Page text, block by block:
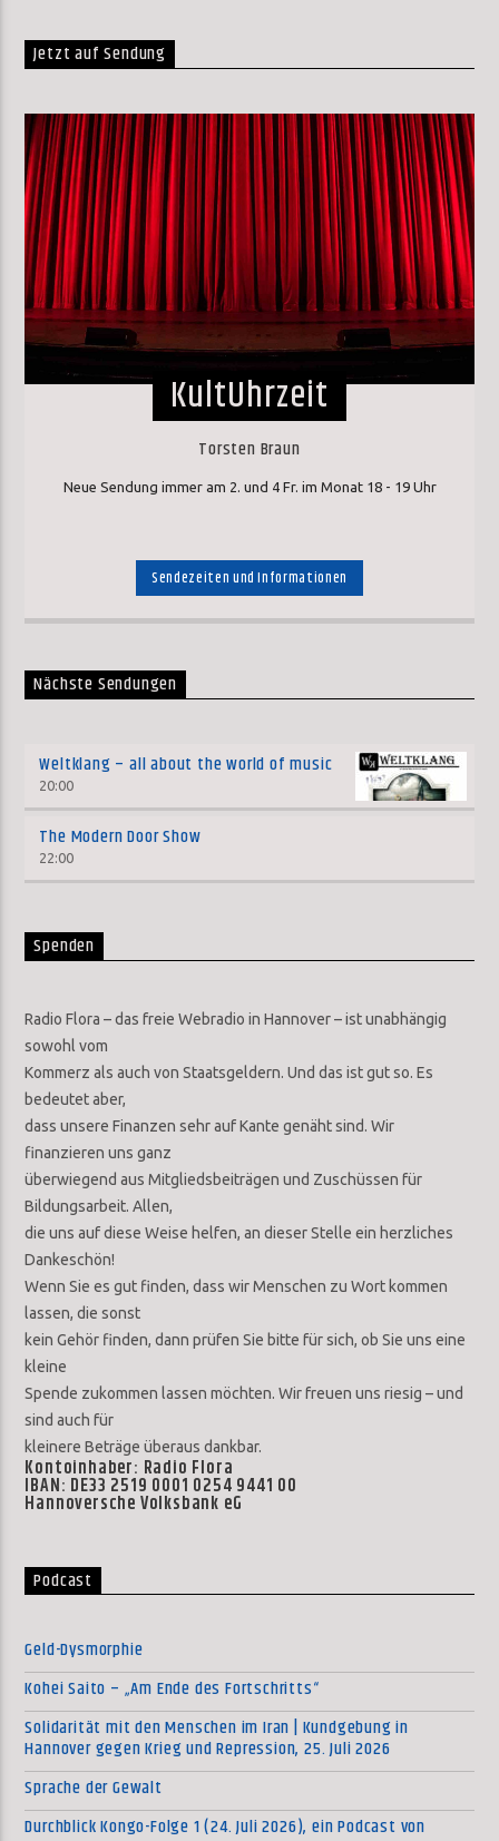
Jetzt auf Sendung
KultUhrzeit
Torsten Braun
Neue Sendung immer am 2. und 4 Fr. im Monat 18 - 19 Uhr
Sendezeiten und Informationen
Nächste Sendungen
Weltklang – all about the world of music
20:00
The Modern Door Show
22:00
Spenden
Radio Flora – das freie Webradio in Hannover – ist unabhängig
sowohl vom
Kommerz als auch von Staatsgeldern. Und das ist gut so. Es
bedeutet aber,
dass unsere Finanzen sehr auf Kante genäht sind. Wir
finanzieren uns ganz
überwiegend aus Mitgliedsbeiträgen und Zuschüssen für
Bildungsarbeit. Allen,
die uns auf diese Weise helfen, an dieser Stelle ein herzliches
Dankeschön!
Wenn Sie es gut finden, dass wir Menschen zu Wort kommen
lassen, die sonst
kein Gehör finden, dann prüfen Sie bitte für sich, ob Sie uns eine
kleine
Spende zukommen lassen möchten. Wir freuen uns riesig – und
sind auch für
kleinere Beträge überaus dankbar.
Kontoinhaber: Radio Flora
IBAN: DE33 2519 0001 0254 9441 00
Hannoversche Volksbank eG
Podcast
Geld-Dysmorphie
Kohei Saito – „Am Ende des Fortschritts“
Solidarität mit den Menschen im Iran | Kundgebung in
Hannover gegen Krieg und Repression, 25. Juli 2026
Sprache der Gewalt
Durchblick Kongo-Folge 1 (24. Juli 2026), ein Podcast von